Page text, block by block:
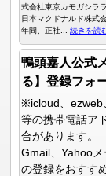
式会社東京カモガシララ
日本マクドナルド株式
年間、正社... 続きを読
鴨頭嘉人公式
る】登録フォ
※icloud、ezweb
等の携帯電話ア
合があります。
Gmail、Yahoo
の登録をおすす